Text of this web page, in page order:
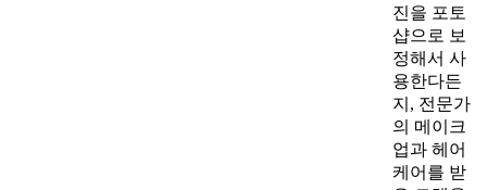
진을 포토
샵으로 보
정해서 사
용한다든
지, 전문가
의 메이크
업과 헤어
케어를 받